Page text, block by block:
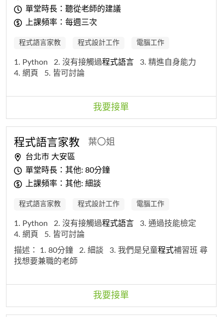
單堂時長：聽從老師的建議
上課頻率：每週三次
程式語言家教 程式設計工作 電腦工作
1. Python 2. 沒有接觸過程式語言
3. 精進自身能力
4. 網頁
5. 皆可討論
我要接單
程式語言家教 葉〇姐
台北市 大安區
單堂時長：其他: 80分鐘
上課頻率：其他: 細談
程式語言家教 程式設計工作 電腦工作
1. Python 2. 沒有接觸過程式語言
3. 通過技能檢定
4. 網頁
5. 皆可討論
描述： 1. 80分鐘 2. 細談 3. 我們是兒童程式補習班 尋
找想要兼職的老師
我要接單